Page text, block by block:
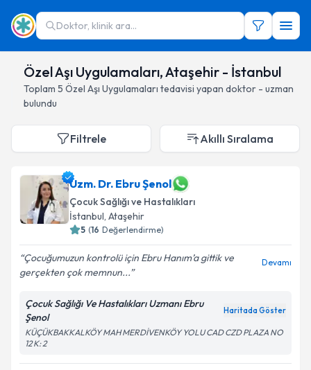
Doktor, klinik ara...
Özel Aşı Uygulamaları, Ataşehir - İstanbul
Toplam 5 Özel Aşı Uygulamaları tedavisi yapan doktor - uzman
bulundu
Filtrele Akıllı Sıralama
Uzm. Dr. Ebru Şenol
Çocuk Sağlığı ve Hastalıkları
İstanbul, Ataşehir
5 (16 Değerlendirme)
Çocuğumuzun kontrolü için Ebru Hanım’a gittik ve
gerçekten çok memnun...
Devamı
Çocuk Sağlığı Ve Hastalıkları Uzmanı Ebru
Şenol
Haritada Göster
KÜÇÜKBAKKALKÖY MAH MERDİVENKÖY YOLU CAD CZD PLAZA NO
12 K: 2